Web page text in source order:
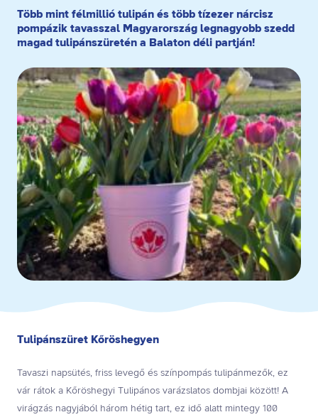
Több mint félmillió tulipán és több tízezer nárcisz
pompázik tavasszal Magyarország legnagyobb szedd
magad tulipánszüretén a Balaton déli partján!
Tulipánszüret Kőröshegyen
Tavaszi napsütés, friss levegő és színpompás tulipánmezők, ez
vár rátok a Kőröshegyi Tulipános varázslatos dombjai között! A
virágzás nagyjából három hétig tart, ez idő alatt mintegy 100